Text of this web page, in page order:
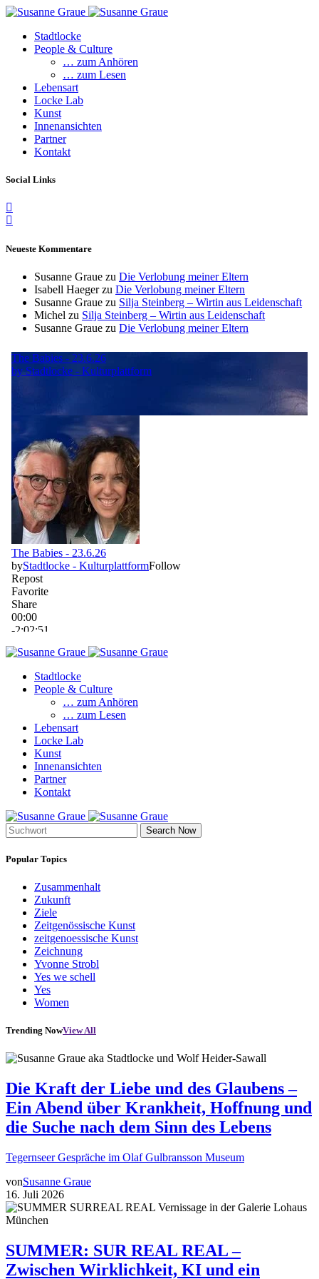
Stadtlocke
People & Culture
… zum Anhören
… zum Lesen
Lebensart
Locke Lab
Kunst
Innenansichten
Partner
Kontakt
Social Links
Neueste Kommentare
Susanne Graue zu Die Verlobung meiner Eltern
Isabell Haegerzu Die Verlobung meiner Eltern
Susanne Graue zu Silja Steinberg – Wirtin aus Leidenschaft
Michel zu Silja Steinberg – Wirtin aus Leidenschaft
Susanne Graue zu Die Verlobung meiner Eltern
Stadtlocke
People & Culture
… zum Anhören
… zum Lesen
Lebensart
Locke Lab
Kunst
Innenansichten
Partner
Kontakt
Search Now
Popular Topics
Zusammenhalt
Zukunft
Ziele
Zeitgenössische Kunst
zeitgenoessische Kunst
Zeichnung
Yvonne Strobl
Yes we schell
Yes
Women
Trending NowView All
Die Kraft der Liebe und des Glaubens –
Ein Abend über Krankheit, Hoffnung und
die Suche nach dem Sinn des Lebens
Tegernseer Gespräche im Olaf Gulbransson Museum
vonSusanne Graue
16. Juli 2026
SUMMER: SUR REAL REAL –
Zwischen Wirklichkeit, KI und ein